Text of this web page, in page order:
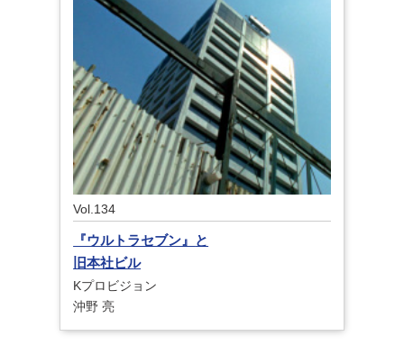
Vol.134
『ウルトラセブン』 と
旧本社ビル
Kプロビジョン
沖野 亮